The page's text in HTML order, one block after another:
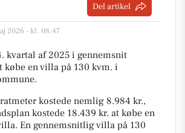
Del artikel
2026 - kl. 08:47
kvartal af 2025 i gennemsnit
købe en villa på 130 kvm. i
kostede nemlig 8.984 kr.,
kostede 18.439 kr. at købe en
En gennemsnitlig villa på 130